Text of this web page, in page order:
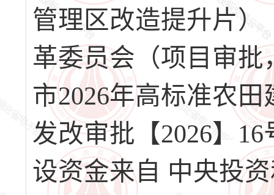
管理区改造提升片
革委员会（项目审
市2026年高标准农
发改审批【2026】
设资金来自 中央投